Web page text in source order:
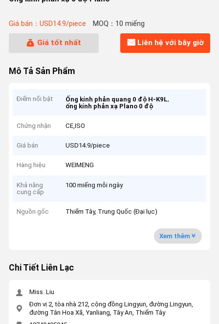
Giá bán：USD14.9/piece MOQ：10 miếng
Giá tốt nhất Liên hệ với bây giờ
Mô Tả Sản Phẩm
Điểm nổi bật Ống kính phản quang 0 độ H-K9L,
ống kính phản xạ Plano 0 độ
Chứng nhận CE,ISO
Giá bán USD14.9/piece
Hàng hiệu WEIMENG
Khả năng
cung cấp
100 miếng mỗi ngày
Nguồn gốc Thiểm Tây, Trung Quốc (Đại lục)
Xem thêm
Chi Tiết Liên Lạc
Miss. Liu
Đơn vị 2, tòa nhà 212, cộng đồng Lingyun, đường Lingyun,
đường Tân Hoa Xã, Yanliang, Tây An, Thiểm Tây